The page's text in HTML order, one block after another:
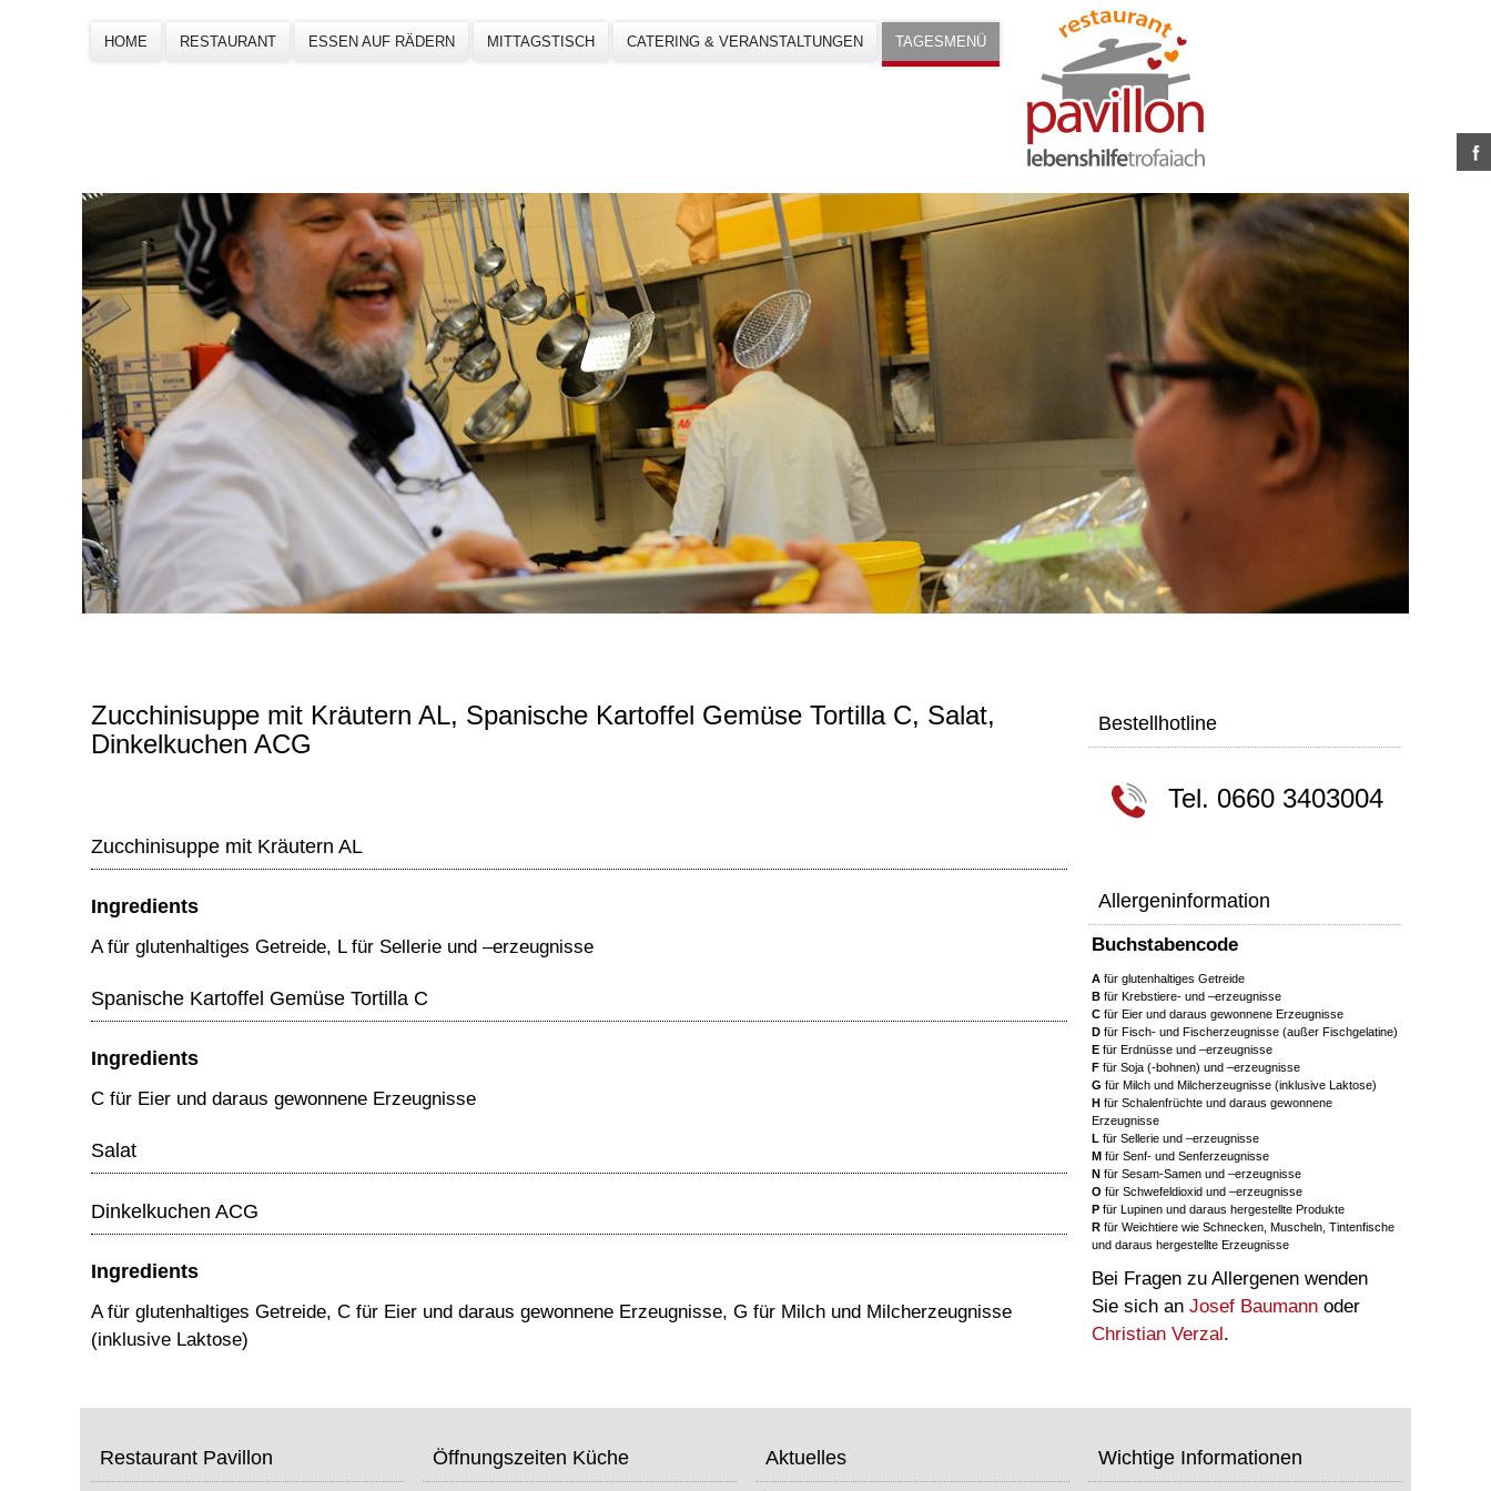
HOME RESTAURANT ESSEN AUF RÄDERN MITTAGSTISCH CATERING & VERANSTALTUNGEN TAGESMENÜ
Zucchinisuppe mit Kräutern AL, Spanische Kartoffel Gemüse Tortilla C, Salat,
Dinkelkuchen ACG
Zucchinisuppe mit Kräutern AL
Ingredients
A für glutenhaltiges Getreide, L für Sellerie und –erzeugnisse
Spanische Kartoffel Gemüse Tortilla C
Ingredients
C für Eier und daraus gewonnene Erzeugnisse
Salat
Dinkelkuchen ACG
Ingredients
A für glutenhaltiges Getreide, C für Eier und daraus gewonnene Erzeugnisse, G für Milch und Milcherzeugnisse
(inklusive Laktose)
Bestellhotline
Tel. 0660 3403004
Allergeninformation
Buchstabencode
A für glutenhaltiges Getreide
B für Krebstiere- und –erzeugnisse
C für Eier und daraus gewonnene Erzeugnisse
D für Fisch- und Fischerzeugnisse (außer Fischgelatine)
E für Erdnüsse und –erzeugnisse
F für Soja (-bohnen) und –erzeugnisse
G für Milch und Milcherzeugnisse (inklusive Laktose)
H für Schalenfrüchte und daraus gewonnene
Erzeugnisse
L für Sellerie und –erzeugnisse
M für Senf- und Senferzeugnisse
N für Sesam-Samen und –erzeugnisse
O für Schwefeldioxid und –erzeugnisse
P für Lupinen und daraus hergestellte Produkte
R für Weichtiere wie Schnecken, Muscheln, Tintenfische
und daraus hergestellte Erzeugnisse
Bei Fragen zu Allergenen wenden
Sie sich an Josef Baumann oder
Christian Verzal .
Restaurant Pavillon Öffnungszeiten Küche Aktuelles Wichtige Informationen